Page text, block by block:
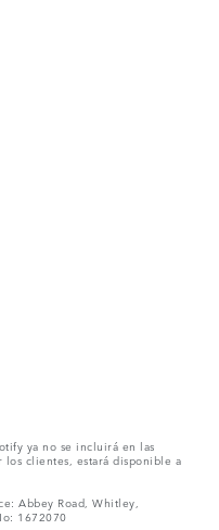
ya no se incluirá en las
clientes, estará disponible a
Abbey Road, Whitley,
1672070